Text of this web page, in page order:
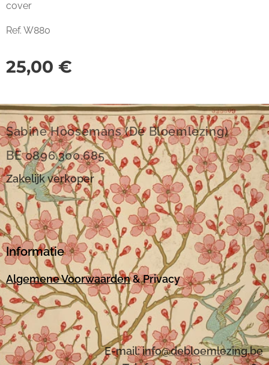
cover
Ref. W880
25,00 €
Sabine Hoosemans (De Bloemlezing)
BE 0896.300.685
Zakelijk verkoper
Informatie
Algemene Voorwaarden& Privacy
E-mail:info@debloemlezing.be